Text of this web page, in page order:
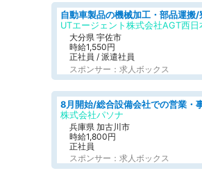
大分県 宇佐市
時給1,550円
正社員 / 派遣社員
スポンサー：求人ボックス
株式会社パソナ
兵庫県 加古川市
時給1,800円
正社員
スポンサー：求人ボックス